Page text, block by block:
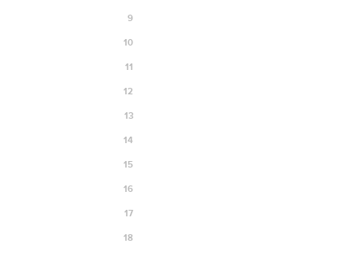
9
10
11
12
13
14
15
16
17
18